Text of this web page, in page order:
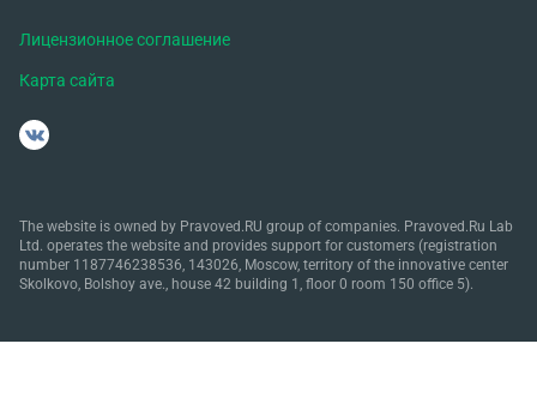
Лицензионное соглашение
Карта сайта
The website is owned by Pravoved.RU group of companies. Pravoved.Ru Lab
Ltd. operates the website and provides support for customers (registration
number 1187746238536, 143026, Moscow, territory of the innovative center
Skolkovo, Bolshoy ave., house 42 building 1, floor 0 room 150 office 5).